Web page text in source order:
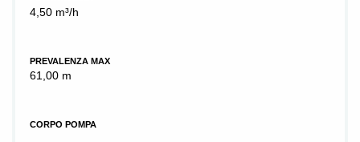
4,50 m³/h
PREVALENZA MAX
61,00 m
CORPO POMPA